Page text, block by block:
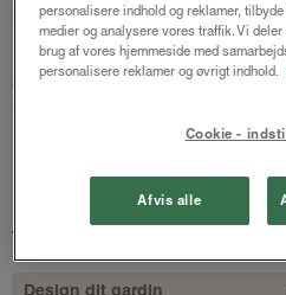
Forside/Plisségardiner/ Astrid
Astrid
Støvet grøn mix -
Honeycomb
fra 1322 kr.
Design dit gardin
personalisere indhold og reklamer,
medier og analysere vores traffik. Vi
brug af vores hjemmeside med
personalisere reklamer og øvrigt indhold.
Cookie -
Afvis alle